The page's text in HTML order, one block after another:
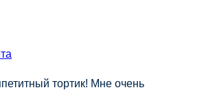
тортик! Мне очень